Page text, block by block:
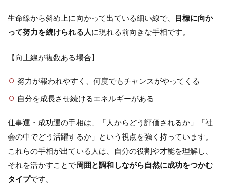
生命線から斜め上に向かって出ている細い線で、
目標に向か
って努力を続けられる人に現れる前向きな手相です。
【向上線が複数ある場合】
努力が報われやすく、何度でもチャンスがやってくる
自分を成長させ続けるエネルギーがある
仕事運・成功運の手相は、「人からどう評価されるか」「社
会の中でどう活躍するか」という視点を強く持っています。
これらの手相が出ている人は、自分の役割や才能を理解し、
それを活かすことで周囲と調和しながら自然に成功をつかむ
タイプです。